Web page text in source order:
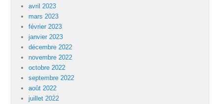
avril 2023
mars 2023
février 2023
janvier 2023
décembre 2022
novembre 2022
octobre 2022
septembre 2022
août 2022
juillet 2022